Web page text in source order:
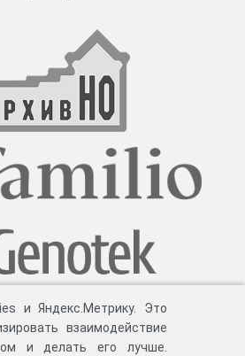
и Яндекс.Метрику. Это
взаимодействие
и делать его лучше.